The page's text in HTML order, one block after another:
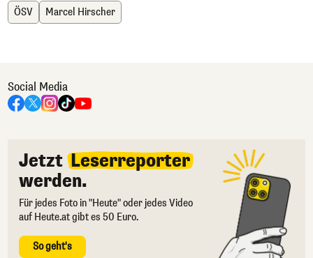
ÖSV Marcel Hirscher
Social Media
Jetzt Leserreporter
werden.
Für jedes Foto in "Heute" oder jedes Video
auf Heute.at gibt es 50 Euro.
So geht's